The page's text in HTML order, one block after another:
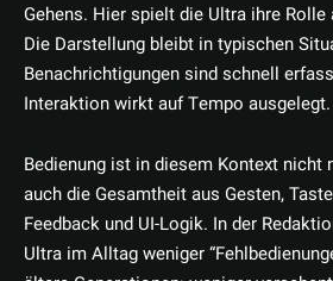
Gehens. Hier spielt die Ultra ihre Rolle
Die Darstellung bleibt in typischen
Benachrichtigungen sind schnell
Interaktion wirkt auf Tempo ausgelegt.
Bedienung ist in diesem Kontext nicht
auch die Gesamtheit aus Gesten,
Feedback und UI-Logik. In der
Ultra im Alltag weniger